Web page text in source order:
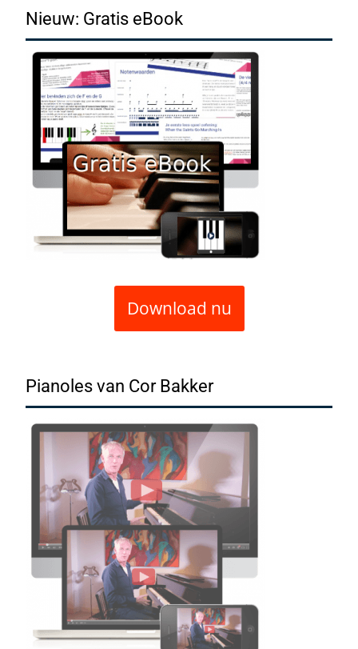
navigation
Nieuw: Gratis eBook
Download nu
Pianoles van Cor Bakker